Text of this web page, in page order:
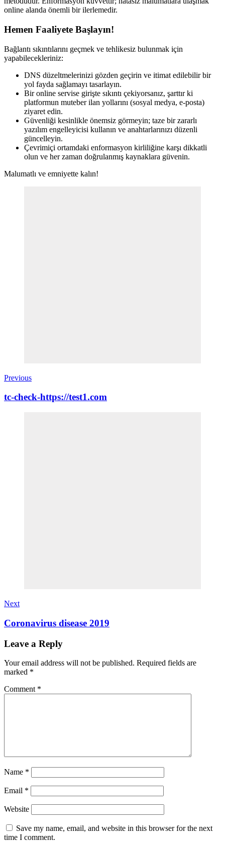
online alanda önemli bir ilerlemedir.
Hemen Faaliyete Başlayın!
Bağlantı sıkıntılarını geçmek ve tehlikesiz bulunmak için
yapabilecekleriniz:
DNS düzeltmelerinizi gözden geçirin ve itimat edilebilir bir
yol fayda sağlamayı tasarlayın.
Bir online servise girişte sıkıntı çekiyorsanız, şarttır ki
platformun muteber ilan yollarını (sosyal medya, e-posta)
ziyaret edin.
Güvenliği kesinlikle önemsiz görmeyin; taze bir zararlı
yazılım engelleyicisi kullanın ve anahtarlarınızı düzenli
güncelleyin.
Çevrimiçi ortamdaki enformasyon kirliliğine karşı dikkatli
olun ve her zaman doğrulanmış kaynaklara güvenin.
Malumatlı ve emniyette kalın!
Previous
tc-check-https://test1.com
Next
Coronavirus disease 2019
Leave a Reply
Your email address will not be published. Required fields are
marked *
Comment *
Name *
Email *
Website
Save my name, email, and website in this browser for the next
time I comment.